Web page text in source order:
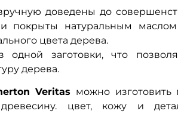
доведены до
покрыты натуральным
цвета дерева.
заготовки, что
дерева.
Veritas можно изготовить
цвет, кожу и